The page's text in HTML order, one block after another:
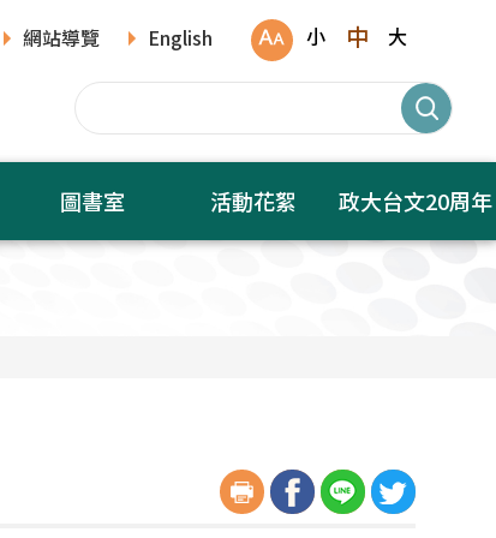
網站導覽 English 小 中 大
圖書室 活動花絮 政大台文20周年